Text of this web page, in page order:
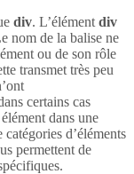
div. L’élément div
nom de la balise ne
ou de son rôle
transmet très peu
certains cas
dans une
d’éléments
permettent de